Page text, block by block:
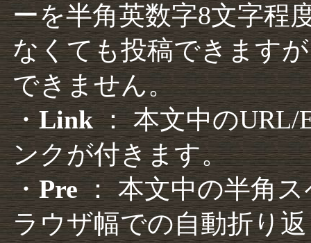
ーを半角英数字8文字程
なくても投稿できます
できません。
・Link： 本文中のURL/
ンクが付きます。
・Pre： 本文中の半角
ラウザ幅での自動折り